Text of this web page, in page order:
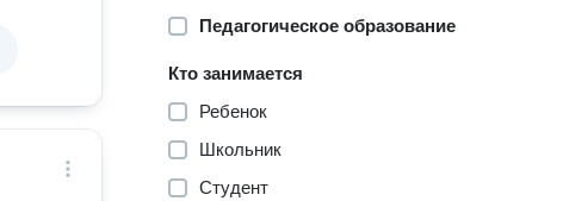
Педагогическое образование
Кто занимается
Ребенок
Школьник
Студент